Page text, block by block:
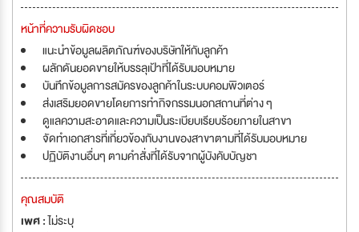
หน้าที่ความรับผิดชอบ
แนะนำข้อมูลผลิตภัณฑ์ของบริษัทให้กับลูกค้า
ผลักดันยอดขายให้บรรลุเป้าที่ได้รับมอบหมาย
บันทึกข้อมูลการสมัครของลูกค้าในระบบคอมพิวเตอร์
ส่งเสริมยอดขายโดยการทำกิจกรรมนอกสถานที่ต่าง ๆ
ดูแลความสะอาดและความเป็นระเบียบเรียบร้อยภายในสาขา
จัดทำเอกสารที่เกี่ยวข้องกับงานของสาขาตามที่ได้รับมอบหมาย
ปฏิบัติงานอื่นๆ ตามคำสั่งที่ได้รับจากผู้บังคับบัญชา
คุณสมบัติ
เพศ :ไม่ระบุ